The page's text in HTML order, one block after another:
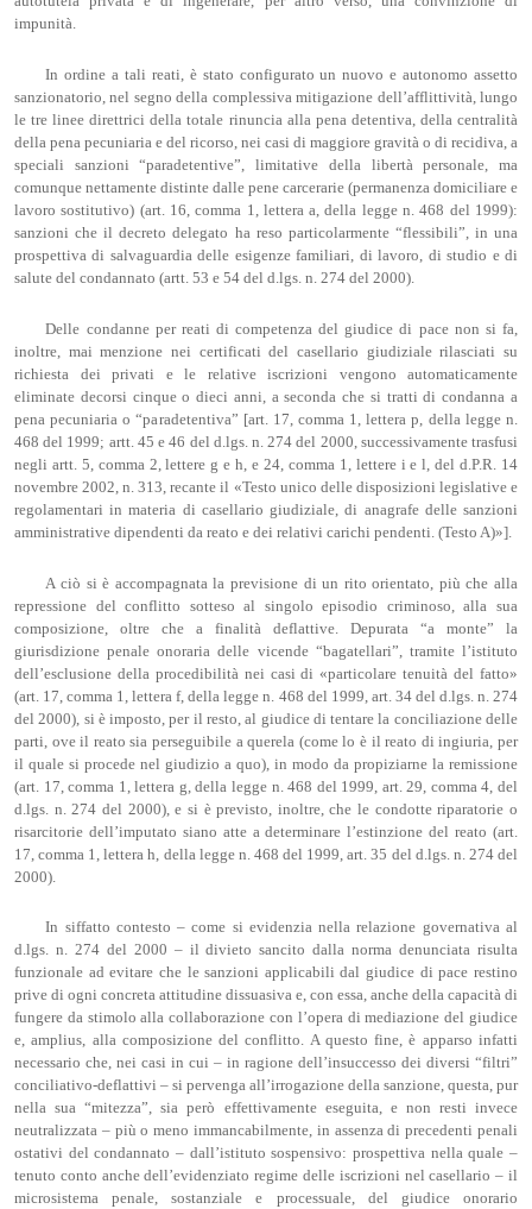
impunità.
In ordine a tali reati, è stato configurato un nuovo e autonomo assetto
sanzionatorio, nel segno della complessiva mitigazione dell’afflittività, lungo
le tre linee direttrici della totale rinuncia alla pena detentiva, della centralità
della pena pecuniaria e del ricorso, nei casi di maggiore gravità o di recidiva, a
speciali sanzioni “paradetentive”, limitative della libertà personale, ma
comunque nettamente distinte dalle pene carcerarie (permanenza domiciliare e
lavoro sostitutivo) (art. 16, comma 1, lettera a, della legge n. 468 del 1999):
sanzioni che il decreto delegato ha reso particolarmente “flessibili”, in una
prospettiva di salvaguardia delle esigenze familiari, di lavoro, di studio e di
salute del condannato (artt. 53 e 54 del d.lgs. n. 274 del 2000).
Delle condanne per reati di competenza del giudice di pace non si fa,
inoltre, mai menzione nei certificati del casellario giudiziale rilasciati su
richiesta dei privati e le relative iscrizioni vengono automaticamente
eliminate decorsi cinque o dieci anni, a seconda che si tratti di condanna a
pena pecuniaria o “paradetentiva” [art. 17, comma 1, lettera p, della legge n.
468 del 1999; artt. 45 e 46 del d.lgs. n. 274 del 2000, successivamente trasfusi
negli artt. 5, comma 2, lettere g e h, e 24, comma 1, lettere i e l, del d.P.R. 14
novembre 2002, n. 313, recante il «Testo unico delle disposizioni legislative e
regolamentari in materia di casellario giudiziale, di anagrafe delle sanzioni
amministrative dipendenti da reato e dei relativi carichi pendenti. (Testo A)»].
A ciò si è accompagnata la previsione di un rito orientato, più che alla
repressione del conflitto sotteso al singolo episodio criminoso, alla sua
composizione, oltre che a finalità deflattive. Depurata “a monte” la
giurisdizione penale onoraria delle vicende “bagatellari”, tramite l’istituto
dell’esclusione della procedibilità nei casi di «particolare tenuità del fatto»
(art. 17, comma 1, lettera f, della legge n. 468 del 1999, art. 34 del d.lgs. n. 274
del 2000), si è imposto, per il resto, al giudice di tentare la conciliazione delle
parti, ove il reato sia perseguibile a querela (come lo è il reato di ingiuria, per
il quale si procede nel giudizio a quo), in modo da propiziarne la remissione
(art. 17, comma 1, lettera g, della legge n. 468 del 1999, art. 29, comma 4, del
d.lgs. n. 274 del 2000), e si è previsto, inoltre, che le condotte riparatorie o
risarcitorie dell’imputato siano atte a determinare l’estinzione del reato (art.
17, comma 1, lettera h, della legge n. 468 del 1999, art. 35 del d.lgs. n. 274 del
2000).
In siffatto contesto – come si evidenzia nella relazione governativa al
d.lgs. n. 274 del 2000 – il divieto sancito dalla norma denunciata risulta
funzionale ad evitare che le sanzioni applicabili dal giudice di pace restino
prive di ogni concreta attitudine dissuasiva e, con essa, anche della capacità di
fungere da stimolo alla collaborazione con l’opera di mediazione del giudice
e, amplius, alla composizione del conflitto. A questo fine, è apparso infatti
necessario che, nei casi in cui – in ragione dell’insuccesso dei diversi “filtri”
conciliativo-deflattivi – si pervenga all’irrogazione della sanzione, questa, pur
nella sua “mitezza”, sia però effettivamente eseguita, e non resti invece
neutralizzata – più o meno immancabilmente, in assenza di precedenti penali
ostativi del condannato – dall’istituto sospensivo: prospettiva nella quale –
tenuto conto anche dell’evidenziato regime delle iscrizioni nel casellario – il
microsistema penale, sostanziale e processuale, del giudice onorario